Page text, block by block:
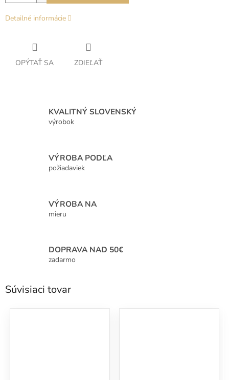
Detailné informácie
OPÝTAŤ SA ZDIEĽAŤ
KVALITNÝ SLOVENSKÝ
výrobok
VÝROBA PODĽA
požiadaviek
VÝROBA NA
mieru
DOPRAVA NAD 50€
zadarmo
Súvisiaci tovar